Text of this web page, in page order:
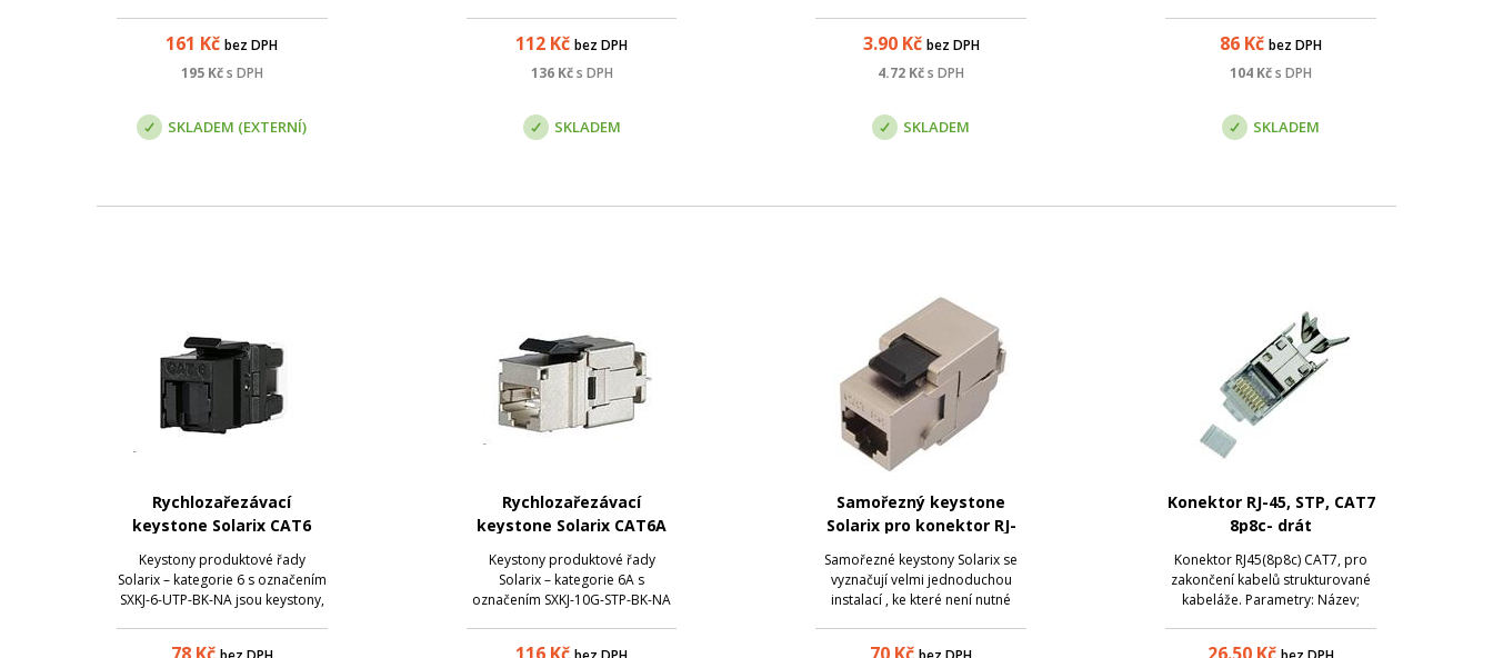
161 Kč bez DPH
195Kčs DPH
SKLADEM (EXTERNÍ)
parametry specifikované v
mezinárodních standardech
112 Kč bez DPH
136Kč s DPH
SKLADEM
3.90Kč bez DPH
4.72 Kčs DPH
SKLADEM
keystonu je černá; v případě
stíněného keystonu je tělo
86 Kč bez DPH
104 Kčs DPH
SKLADEM
Rychlozařezávací
keystone Solarix CAT6
Keystony produktové řady
Solarix – kategorie 6 s označením
SXKJ-6-UTP-BK-NA jsou keystony,
Rychlozařezávací
keystone Solarix CAT6A
BK-NA
Keystony produktové řady
Solarix – kategorie 6A s
označením SXKJ-10G-STP-BK-NA
Samořezný keystone
Solarix pro konektor RJ-
Samořezné keystony Solarix se
vyznačují velmi jednoduchou
instalací , ke které není nutné
Konektor RJ-45, STP, CAT7
8p8c- drát
Konektor RJ45(8p8c) CAT7, pro
zakončení kabelů strukturované
kabeláže. Parametry: Název;